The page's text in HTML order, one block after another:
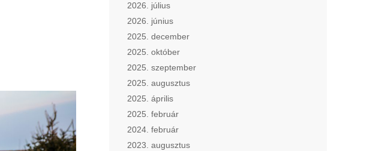
2026. július
2026. június
2025. december
2025. október
2025. szeptember
2025. augusztus
2025. április
2025. február
2024. február
2023. augusztus